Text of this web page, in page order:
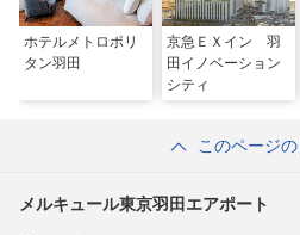
ホテルメトロポリ
タン羽田
京急ＥＸイン 羽
田イノベーション
シティ
このページ
メルキュール東京羽田エアポート